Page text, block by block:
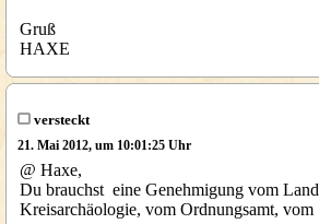
Gruß
HAXE
versteckt
21. Mai 2012, um 10:01:25 Uhr
@ Haxe,
Du brauchst eine Genehmigung vom
Kreisarchäologie, vom Ordnungsamt, vom